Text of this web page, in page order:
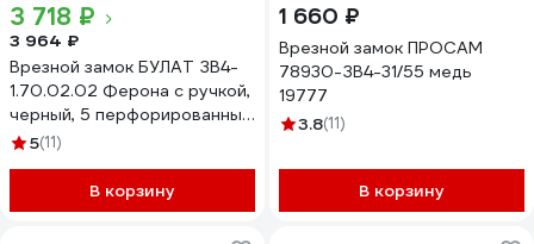
3 718 ₽
3 964 ₽
Врезной замок БУЛАТ ЗВ4-
1.70.02.02 Ферона с ручкой,
черный, 5 перфорированных
ключа 15408
5(11)
В корзину
1 660 ₽
Врезной замок ПРОСАМ
78930-ЗВ4-31/55 медь
19777
3.8(11)
В корзину